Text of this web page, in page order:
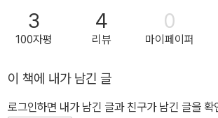
워 나간다. 작가는 시종 경쾌한 문체로 주인공의
물이 쏙 빠지는 닭갈비볶음면의 맛과 흩날리는
와 잡은 손을 크게 흔들며 걷는 주인공의 뒷모습
는 작품이다. 자신에게 찾아온 사랑의 감정을 힘
장과 전복의 재미가 돋보인다. 「검정 가방」의 주
3
100자평
4
리뷰
0
마이페이퍼
이 책에 내가 남긴 글
로그인하면 내가 남긴 글과 친구가 남긴 글을 확